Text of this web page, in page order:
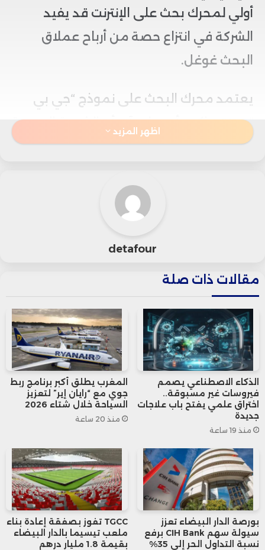
أولي لمحرك بحث على الإنترنت قد يفيد
الشركة في انتزاع حصة من أرباح عملاق
البحث غوغل.
يعتمد محرك البحث على نموذج “جي بي
تي-4″، وذكرت أوبن إيه آي أن الخدمة الجديدة
ستساعد المستخدمين على الوصول إلى ما
الذكاء الاصطناعي التوليدي، الذي يجمع
روابط مواقع الإنترنت ويجيب على استفسارات
المستخدمين بأسلوب المحادثات.
وذكرت الشركة في منشور على مدونتها أنها
أولي مؤقت لميزات بحث جديدة تعتمد على
الذكاء الاصطناعي توفر إجابة سريعة وفي
الوقت المناسب مع مصادر موثوقة وواضحة
وملائمة”.
حصل روبوت المحادثة “شات جي بي تي”
على إمكانية البحث على الإنترنت في أواخر
العام الماضي، لكن يوجد فرق بين روبوت
اظهر المزيد
detafour
مقالات ذات صلة
الذكاء الاصطناعي يصمم
فيروسات غير مسبوقة..
اختراق علمي يفتح باب علاجات
جديدة
منذ 19 ساعة
المغرب يطلق أكبر برنامج ربط
جوي مع “رايان إير” لتعزيز
السياحة خلال شتاء 2026
منذ 20 ساعة
بورصة الدار البيضاء تعزز
سيولة سهم CIH Bank برفع
نسبة التداول الحر إلى 35%
TGCC تفوز بصفقة إعادة بناء
ملعب تيسيما بالدار البيضاء
بقيمة 1.8 مليار درهم